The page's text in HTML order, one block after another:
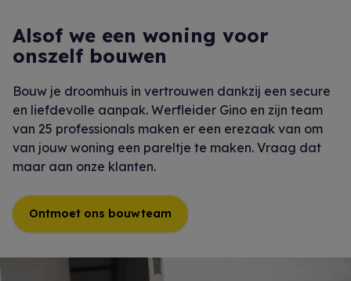
Alsof we een woning voor
onszelf bouwen
Bouw je droomhuis in vertrouwen dankzij een secure
en liefdevolle aanpak. Werfleider Gino en zijn team
van 25 professionals maken er een erezaak van om
van jouw woning een pareltje te maken. Vraag dat
maar aan onze klanten.
Ontmoet ons bouwteam